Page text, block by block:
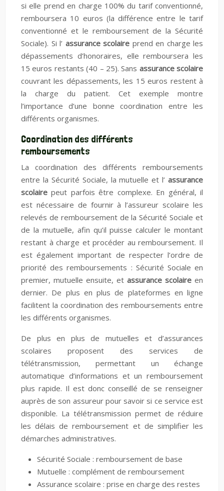
si elle prend en charge 100% du tarif conventionné,
remboursera 10 euros (la différence entre le tarif
conventionné et le remboursement de la Sécurité
Sociale). Si l’ assurance scolaire prend en charge les
dépassements d’honoraires, elle remboursera les
15 euros restants (40 – 25). Sans assurance scolaire
couvrant les dépassements, les 15 euros restent à
la charge du patient. Cet exemple montre
l’importance d’une bonne coordination entre les
différents organismes.
Coordination des différents
remboursements
La coordination des différents remboursements
entre la Sécurité Sociale, la mutuelle et l’ assurance
scolairepeut parfois être complexe. En général, il
est nécessaire de fournir à l’assureur scolaire les
relevés de remboursement de la Sécurité Sociale et
de la mutuelle, afin qu’il puisse calculer le montant
restant à charge et procéder au remboursement. Il
est également important de respecter l’ordre de
priorité des remboursements : Sécurité Sociale en
premier, mutuelle ensuite, et assurance scolaire en
dernier. De plus en plus de plateformes en ligne
facilitent la coordination des remboursements entre
les différents organismes.
De plus en plus de mutuelles et d’assurances
scolaires proposent des services de
télétransmission, permettant un échange
automatique d’informations et un remboursement
plus rapide. Il est donc conseillé de se renseigner
auprès de son assureur pour savoir si ce service est
disponible. La télétransmission permet de réduire
les délais de remboursement et de simplifier les
démarches administratives.
Sécurité Sociale : remboursement de base
Mutuelle : complément de remboursement
Assurance scolaire : prise en charge des restes